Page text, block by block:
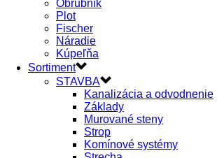
Obrubník
Plot
Fischer
Náradie
Kúpeľňa
Sortiment
STAVBA
Kanalizácia a odvodnenie
Základy
Murované steny
Strop
Komínové systémy